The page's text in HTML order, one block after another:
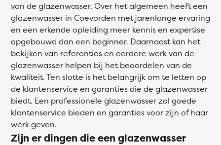
van de glazenwasser. Over het algemeen heeft een
glazenwasser in Coevorden met jarenlange ervaring
en een erkende opleiding meer kennis en expertise
opgebouwd dan een beginner. Daarnaast kan het
bekijken van referenties en eerdere werk van de
glazenwasser helpen bij het beoordelen van de
kwaliteit. Ten slotte is het belangrijk om te letten op
de klantenservice en garanties die de glazenwasser
biedt. Een professionele glazenwasser zal goede
klantenservice bieden en garanties voor zijn of haar
werk geven.
Zijn er dingen die een glazenwasser